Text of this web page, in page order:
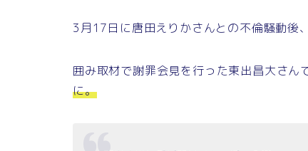
3月17日に唐田えりかさんとの不倫騒動後
囲み取材で謝罪会見を行った東出昌大さん
に。